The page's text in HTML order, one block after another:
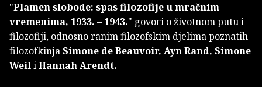
"Plamen slobode: spas filozofije u mračnim
vremenima, 1933. – 1943." govori o životnom putu i
filozofiji, odnosno ranim filozofskim djelima poznatih
filozofkinjaSimone de Beauvoir, Ayn Rand, Simone
WeiliHannah Arendt.